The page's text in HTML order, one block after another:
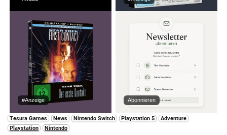
#Anzeige Abonnieren
Tesura Games News Nintendo Switch Playstation 5
Adventure
Playstation
Nintendo